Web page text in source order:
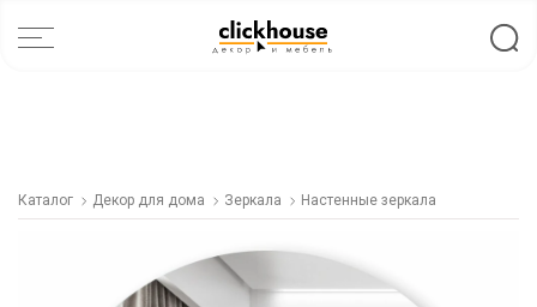
Каталог Декор для дома Зеркала Настенные зеркала